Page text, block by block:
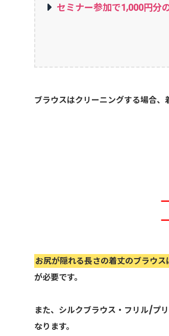
セミナー参加で1,000円分
ブラウスはクリーニングする場合、
お尻が隠れる長さの着丈のブラウ
が必要です。
また、シルクブラウス・フリル/プ
なります。